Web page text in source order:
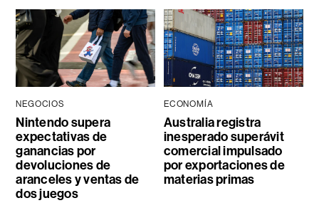
NEGOCIOS
Nintendo supera
expectativas de
ganancias por
devoluciones de
aranceles y ventas de
dos juegos
ECONOMÍA
Australia registra
inesperado superávit
comercial impulsado
por exportaciones de
materias primas